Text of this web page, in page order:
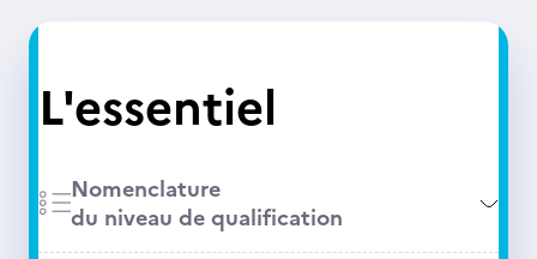
L'essentiel
Nomenclature
du niveau de qualification